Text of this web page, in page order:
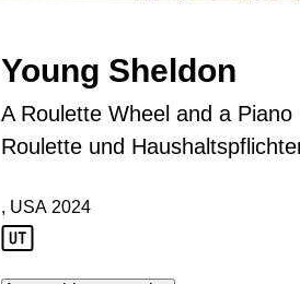
Young Sheldon
A Roulette Wheel and a Piano
Roulette und
Produktionsland: USA
, USA
Produktionsjahr: 2024
2024